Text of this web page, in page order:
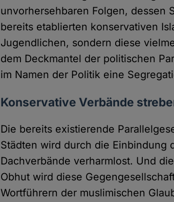
unvorhersehbaren Folgen, dessen
bereits etablierten konservativen
Jugendlichen, sondern diese
dem Deckmantel der politischen
im Namen der Politik eine
Konservative Verbände
Die bereits existierende
Städten wird durch die Einbindung
Dachverbände verharmlost. Und
Obhut wird diese
Wortführern der muslimischen